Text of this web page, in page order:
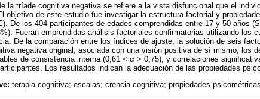
la tríade cognitiva negativa se refiere a la vista disfuncional que el
objetivo de este estudio fue investigar la estructura factorial y
De los 404 participantes de edades comprendidas entre 17 y 50 años
Fueran emprendidas análisis factoriales confirmatorias utilizando los
De la comparación entre los índices de ajuste, la solución de seis
negativa original, asociada con una visión positiva de sí mismo, los
de consistencia interna (0,61 < α > 0,75), y correlaciones
Los resultados indican la adecuación de las propiedades
terapia cognitiva; escalas; crencia cognitiva; propiedades